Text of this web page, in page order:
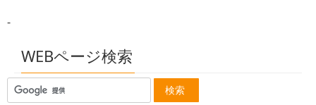
控除しない・未受給の労災保険金、厚生年金
控除しない・生活保護による給付、労災保険の特別支給
金、雇用保険
控除しない・税金 所得税
-
WEBページ検索